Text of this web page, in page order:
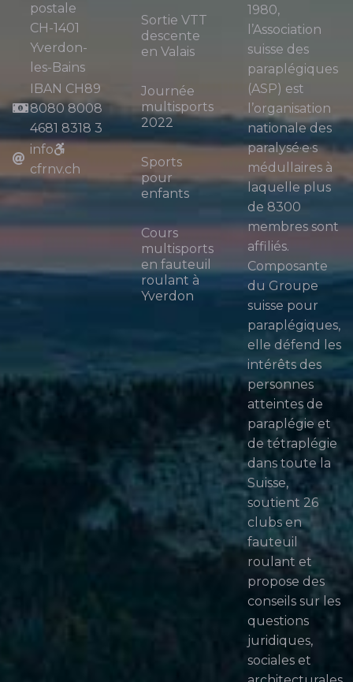
postale
CH-1401
Yverdon-
les-Bains
IBAN CH89
8080 8008
4681 8318 3
info
cfrnv.ch
Sortie VTT
descente
en Valais
Journée
multisports
2022
Sports
pour
enfants
Cours
multisports
en fauteuil
roulant à
Yverdon
1980,
l’Association
suisse des
paraplégiques
(ASP) est
l’organisation
nationale des
paralysé·e·s
médullaires à
laquelle plus
de 8300
membres sont
affiliés.
Composante
du Groupe
suisse pour
paraplégiques,
elle défend les
intérêts des
personnes
atteintes de
paraplégie et
de tétraplégie
dans toute la
Suisse,
soutient 26
clubs en
fauteuil
roulant et
propose des
conseils sur les
questions
juridiques,
sociales et